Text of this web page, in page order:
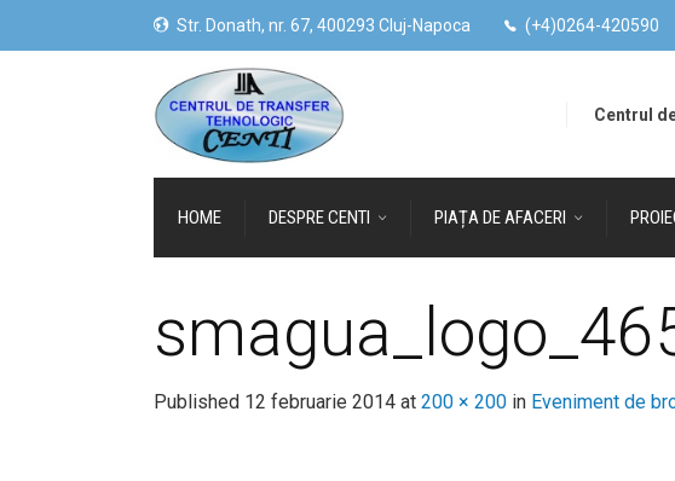
Str. Donath, nr. 67, 400293 Cluj-Napoca (+4)0264-420590
Centrul
HOME DESPRE CENTI PIAȚA DE AFACERI
Published 12 februarie 2014 at 200 × 200 in Eveniment de